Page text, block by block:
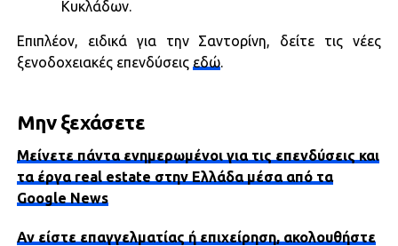
Κυκλάδων.
Επιπλέον, ειδικά για την Σαντορίνη, δείτε τις νέες
ξενοδοχειακές επενδύσεις εδώ.
Μην ξεχάσετε
Μείνετε πάντα ενημερωμένοι για τις επενδύσεις και
τα έργα real estate στην Ελλάδα μέσα από τα
Google News
Αν είστε επαγγελματίας ή επιχείρηση, ακολουθήστε